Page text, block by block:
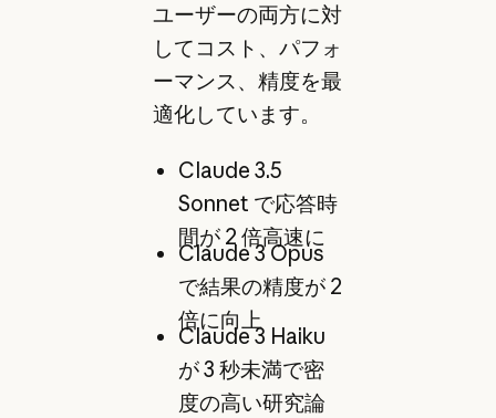
ユーザーの両方に対
してコスト、パフォ
ーマンス、精度を最
適化しています。
Claude 3.5
Sonnet で応答時
間が 2 倍高速に
Claude 3 Opus
で結果の精度が 2
倍に向上
Claude 3 Haiku
が 3 秒未満で密
度の高い研究論